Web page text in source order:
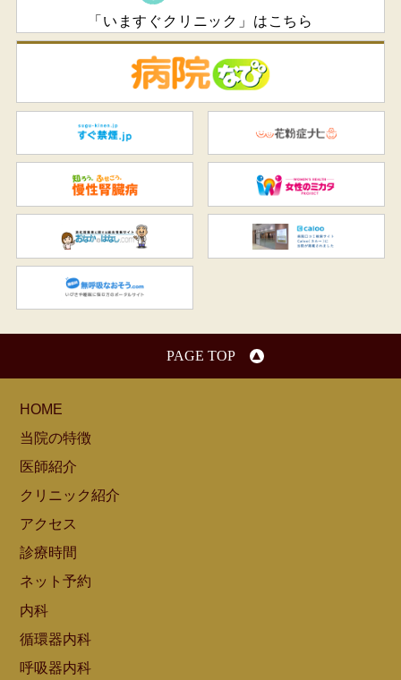
「いますぐクリニック」はこちら
すぐ禁煙.jp
知ろう、ふせごう。慢性腎臓
おなかのはなし.com
PAGE TOP
HOME
当院の特徴
医師紹介
クリニック紹介
アクセス
診療時間
ネット予約
内科
循環器内科
呼吸器内科